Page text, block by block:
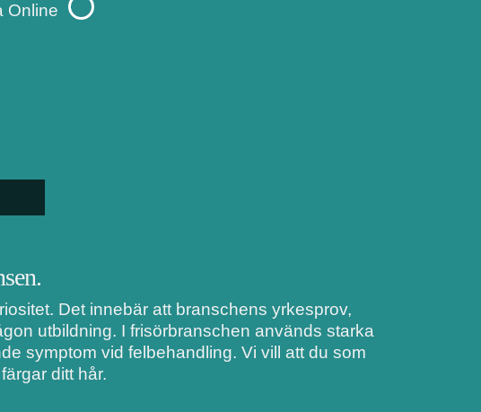
Online
Det innebär att branschens yrkesprov,
utbildning. I frisörbranschen används starka
symptom vid felbehandling. Vi vill att du som
ditt hår.